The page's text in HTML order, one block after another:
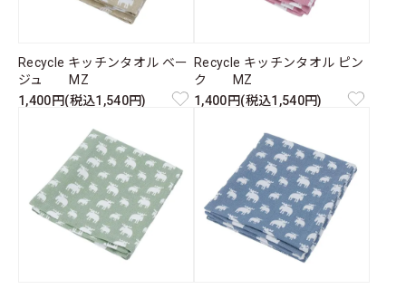
Recycle キッチンタオル ベー
ジュ MZ
1,400円(税込1,540円)
Recycle キッチンタオル ピン
ク MZ
1,400円(税込1,540円)